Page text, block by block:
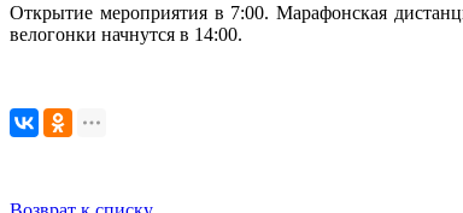
Открытие мероприятия в 7:00. Марафонская
велогонки начнутся в 14:00.